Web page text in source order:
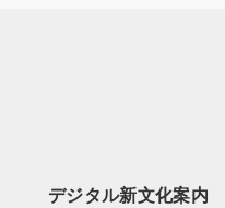
デジタル新文化案内